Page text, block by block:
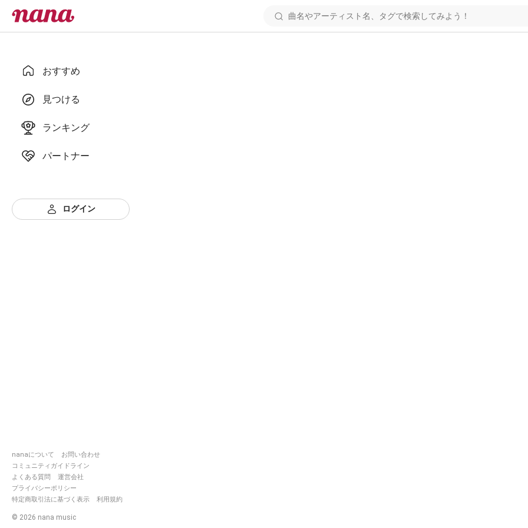
おすすめ
見つける
ランキング
パートナー
ログイン
nanaについて
お問い合わせ
コミュニティガイドライン
よくある質問
運営会社
プライバシーポリシー
特定商取引法に基づく表示
利用規約
© 2026 nana music